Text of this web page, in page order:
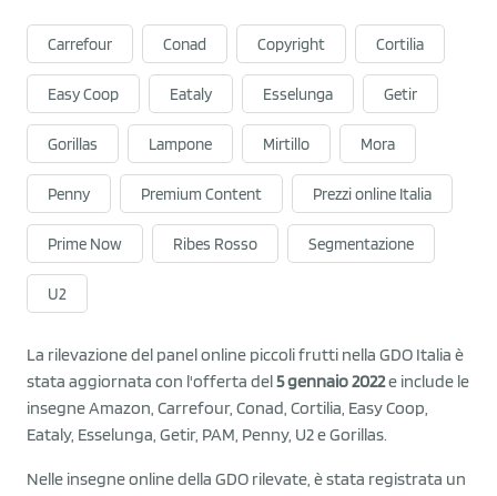
Carrefour Conad Copyright Cortilia
Easy Coop Eataly Esselunga Getir
Gorillas Lampone Mirtillo Mora
Penny Premium Content Prezzi online Italia
Prime Now Ribes Rosso Segmentazione
U2
La rilevazione del panel online piccoli frutti nella GDO Italia è
stata aggiornata con l'offerta del5 gennaio 2022e include le
insegne Amazon, Carrefour, Conad, Cortilia, Easy Coop,
Eataly, Esselunga, Getir, PAM, Penny, U2 e Gorillas.
Nelle insegne online della GDO rilevate, è stata registrata un